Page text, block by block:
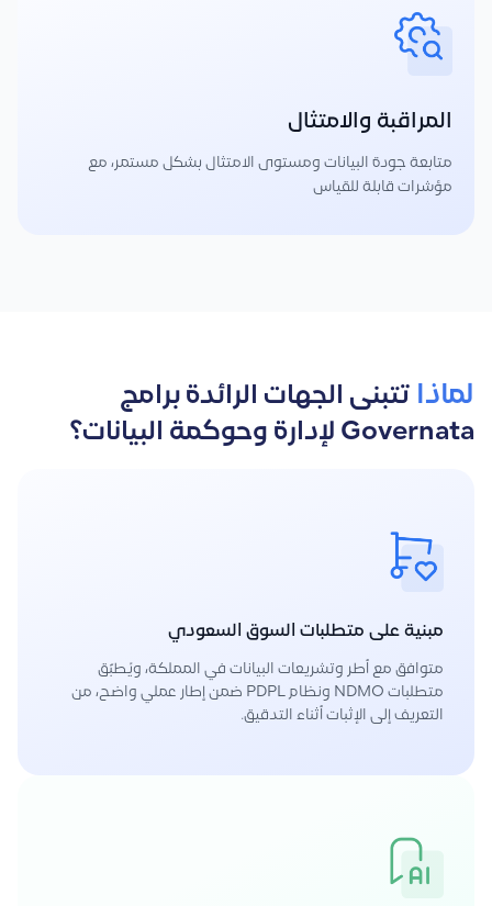
المراقبة والامتثال
متابعة جودة البيانات ومستوى الامتثال بشكل مستمر، مع
مؤشرات قابلة للقياس
لماذا تتبنى الجهات الرائدة برامج
Governata لإدارة وحوكمة البيانات؟
مبنية على متطلبات السوق السعودي
متوافق مع أطر وتشريعات البيانات في المملكة، ويُطبّق
متطلبات NDMO ونظام PDPL ضمن إطار عملي واضح، من
التعريف إلى الإثبات أثناء التدقيق.